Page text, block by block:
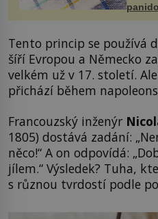
Tento princip se používá
šíří Evropou a Německo
velkém už v 17. století.
přichází během
Francouzský inženýr
1805) dostává zadání:
něco!“ A on odpovídá:
jílem.“ Výsledek? Tuha,
s různou tvrdostí podle